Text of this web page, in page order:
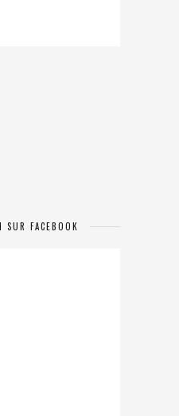
FACEBOOK